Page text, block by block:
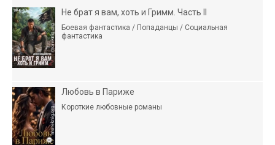
Не брат я вам, хоть и Гримм. Часть II
Боевая фантастика / Попаданцы / Социальная
фантастика
Любовь в Париже
Короткие любовные романы